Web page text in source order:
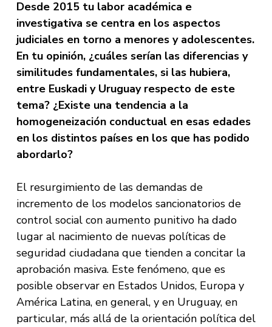
Desde 2015 tu labor académica e
investigativa se centra en los aspectos
judiciales en torno a menores y adolescentes.
En tu opinión, ¿cuáles serían las diferencias y
similitudes fundamentales, si las hubiera,
entre Euskadi y Uruguay respecto de este
tema? ¿Existe una tendencia a la
homogeneización conductual en esas edades
en los distintos países en los que has podido
abordarlo?
El resurgimiento de las demandas de
incremento de los modelos sancionatorios de
control social con aumento punitivo ha dado
lugar al nacimiento de nuevas políticas de
seguridad ciudadana que tienden a concitar la
aprobación masiva. Este fenómeno, que es
posible observar en Estados Unidos, Europa y
América Latina, en general, y en Uruguay, en
particular, más allá de la orientación política del